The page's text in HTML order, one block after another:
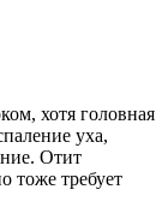
хотя головная
уха,
Отит
тоже требует